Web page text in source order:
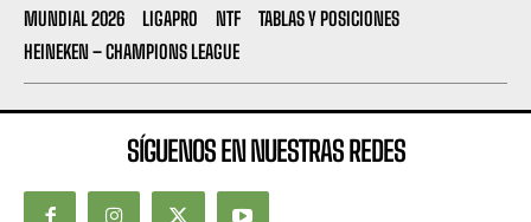
MUNDIAL 2026 LIGAPRO NTF
TABLAS Y POSICIONES
HEINEKEN – CHAMPIONS LEAGUE
SÍGUENOS EN NUESTRAS REDES